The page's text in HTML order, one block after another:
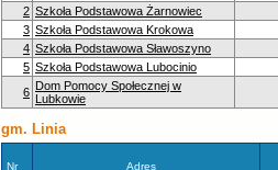
2 Szkoła Podstawowa Żarnowiec
3 Szkoła Podstawowa Krokowa
4 Szkoła Podstawowa Sławoszyno
5 Szkoła Podstawowa Lubocinio
6 Dom Pomocy Społecznej w
Lubkowie
gm. Linia
Nr Adres